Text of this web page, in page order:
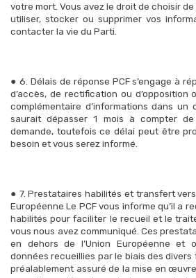
votre mort. Vous avez le droit de choisir
utiliser, stocker ou supprimer vos
contacter la vie du Parti.
● 6. Délais de réponse PCF s’engage à
d’accès, de rectification ou d’opposition
complémentaire d’informations dans un
saurait dépasser 1 mois à compter
demande, toutefois ce délai peut être
besoin et vous serez informé.
● 7. Prestataires habilités et transfert
Européenne Le PCF vous informe qu’il a
habilités pour faciliter le recueil et le
vous nous avez communiqué. Ces
en dehors de l’Union Européenne et
données recueillies par le biais des divers
préalablement assuré de la mise en